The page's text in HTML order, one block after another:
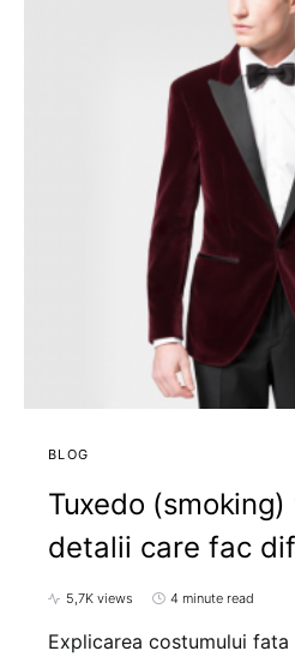
BLOG
Tuxedo
detalii care fac
5,7K views 4 minute read
Explicarea costumului